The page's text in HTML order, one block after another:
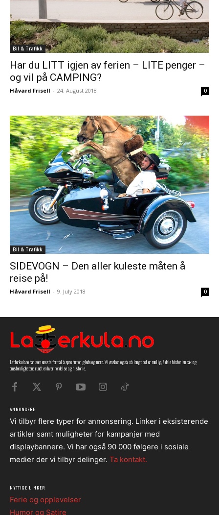
Bil & Trafikk
Har du LITT igjen av ferien – LITE penger –
og vil på CAMPING?
Håvard Frisell - 24. August 2018 0
Bil & Trafikk
SIDEVOGN – Den aller kuleste måten å
reise på!
Håvard Frisell - 9. July 2018 0
Latterkula.no har som eneste formål å spre humor, glede og moro. Vi ønsker også, så langt det er mulig, å dele historien bak og
omstendighetene rundt en hver hendelse og historie.
ANNONSERE
Vi tilbyr flere typer for annonsering. Linker i eksisterende
artikler samt muligheter for kampanjer med
displaybannere. Vi har også 90 000 følgere i sosiale
medier der vi tilbyr delinger. Ta kontakt.
NYTTIGE LINKER
Ferie og opplevelser
Humor og Satire